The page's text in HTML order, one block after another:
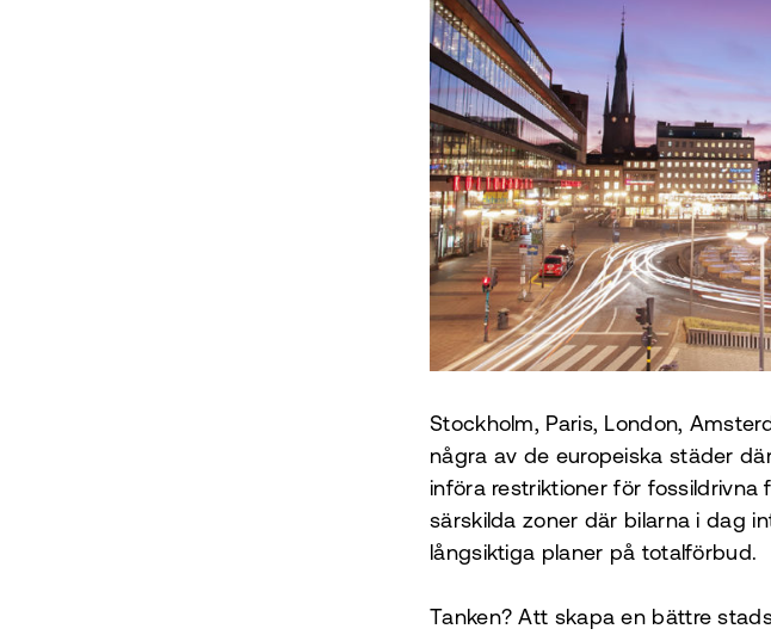
Stockholm, Paris, London,
några av de europeiska städer
införa restriktioner för fossildrivna
särskilda zoner där bilarna i dag
långsiktiga planer på totalförbud.
Tanken? Att skapa en bättre